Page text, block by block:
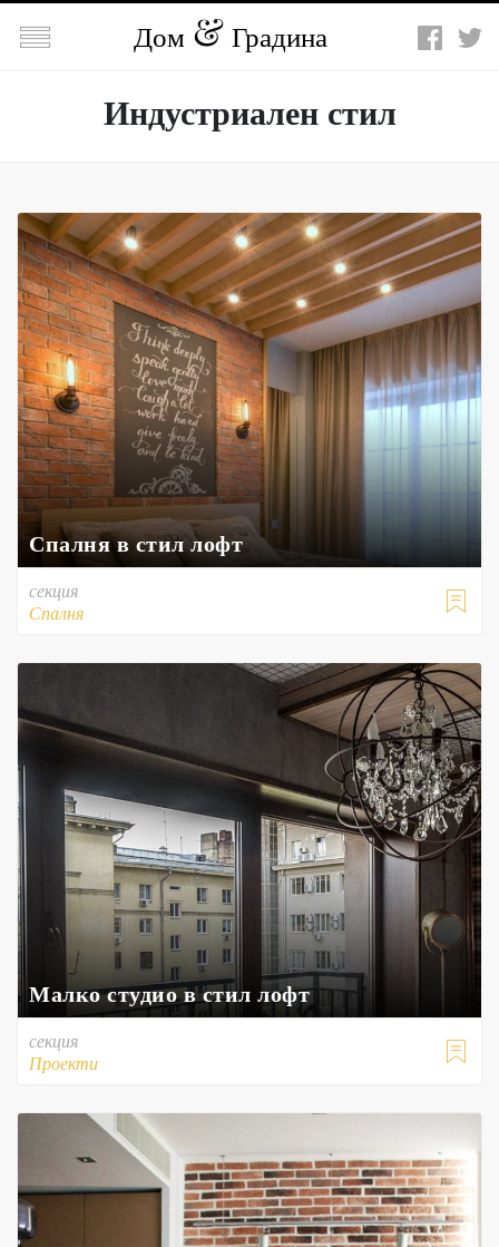
 Дом Градина
Индустриален стил
Спалня в стил лофт

секция
Спалня
Малко студио в стил лофт

секция
Проекти